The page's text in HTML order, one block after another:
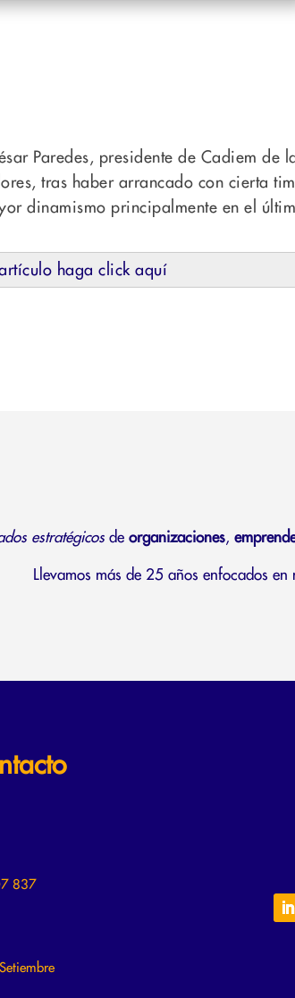
Paredes, presidente de Cadiem
tras haber arrancado con cierta
dinamismo principalmente en el
haga click aquí
estratégicos de organizaciones,
Llevamos más de 25 años enfocados
837